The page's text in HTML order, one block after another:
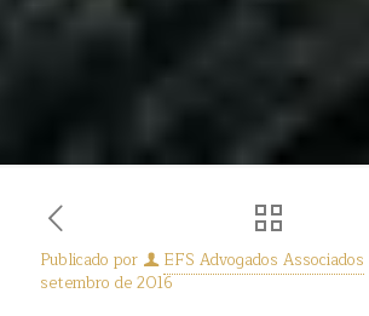
Publicado por EFS Advogados Associados
setembro de 2016